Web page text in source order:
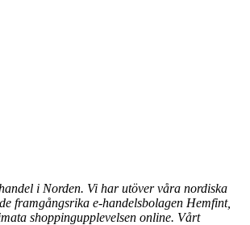
i Norden. Vi har utöver våra nordiska
framgångsrika e-handelsbolagen Hemfint,
shoppingupplevelsen online. Vårt